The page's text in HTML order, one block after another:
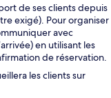
de ses clients depuis
exigé). Pour organiser
avec
en utilisant les
de réservation.
les clients sur